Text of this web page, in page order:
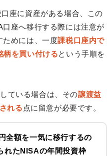
座に資産がある場合、この
座へ移行する際には注意が
ためには、一度課税口座内で
柄を買い付けるという手順を
ている場合は、その譲渡益
れる 点に留意が必要です。
全額を一気に移行するの
れたNISAの年間投資枠